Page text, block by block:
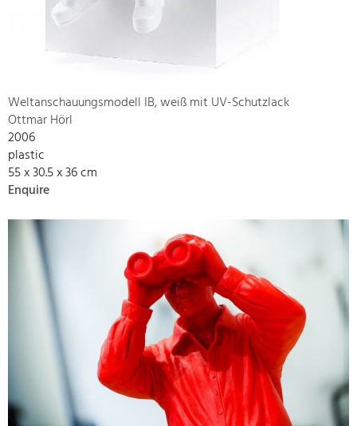
Weltanschauungsmodell IB, weiß mit UV-Schutzlack
Ottmar Hörl
2006
plastic
55 x 30.5 x 36 cm
Enquire